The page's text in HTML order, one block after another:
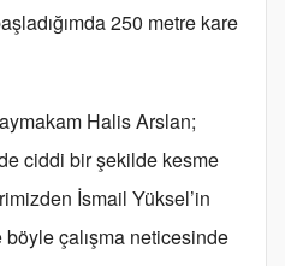
250 metre kare
Halis Arslan;
ciddi bir şekilde kesme
İsmail Yüksel’in
böyle çalışma neticesinde